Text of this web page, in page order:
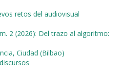
retos del audiovisual
2 (2026): Del trazo al algoritmo:
Ciudad (Bilbao)